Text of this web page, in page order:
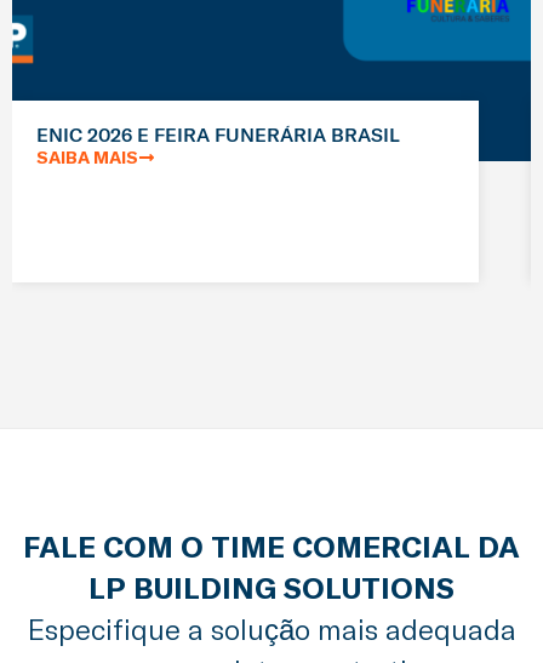
ENIC 2026 E FEIRA FUNERÁRIA BRASIL
SAIBA MAIS
FALE COM O TIME COMERCIAL DA
LP BUILDING SOLUTIONS
Especifique a solução mais adequada